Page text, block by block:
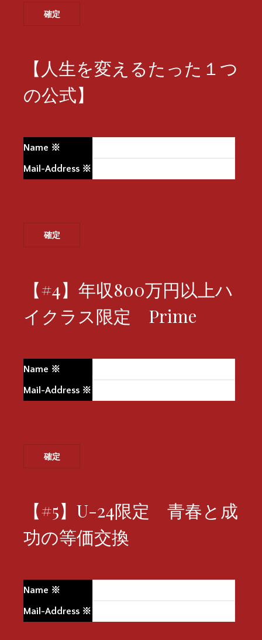
【人生を変えるたった１つ
の公式】
Name ※
Mail-Address ※
【#4】年収800万円以上ハ
イクラス限定 Prime
Name ※
Mail-Address ※
【#5】U-24限定 青春と成
功の等価交換
Name ※
Mail-Address ※